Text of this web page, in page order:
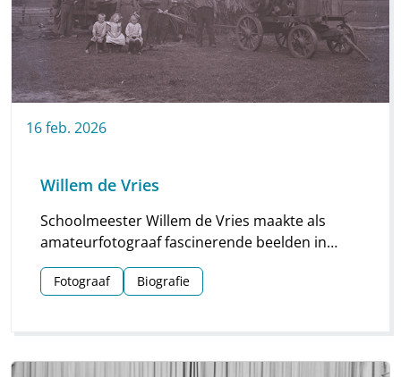
16feb. 2026
Willem de Vries
Schoolmeester Willem de Vries maakte als
amateurfotograaf fascinerende beelden in
Linde en omgeving. Groepsfoto’s van
schoolkinderen, portretten en beelden van
Fotograaf Biografie